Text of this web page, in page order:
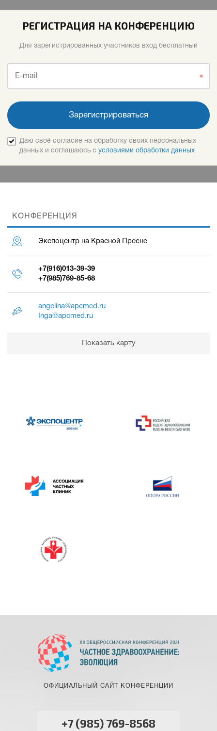
РЕГИСТРАЦИЯ НА КОНФЕРЕНЦИЮ
Для зарегистрированных участников вход бесплатный
E-mail
Зарегистрироваться
Даю своё согласие на обработку своих персональных
данных и соглашаюсь с условиями обработки данных
КОНФЕРЕНЦИЯ
Экспоцентр на Красной Пресне
+7(916)013-39-39
+7(985)769-85-68
angelina@apcmed.ru
Inga@apcmed.ru
Показать карту
ОФИЦИАЛЬНЫЙ САЙТ КОНФЕРЕНЦИИ
+7 (985) 769-8568